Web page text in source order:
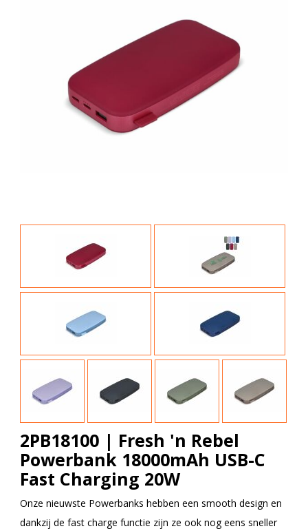
2PB18100 | Fresh 'n Rebel
Powerbank 18000mAh USB-C
Fast Charging 20W
Onze nieuwste Powerbanks hebben een smooth design en
dankzij de fast charge functie zijn ze ook nog eens sneller